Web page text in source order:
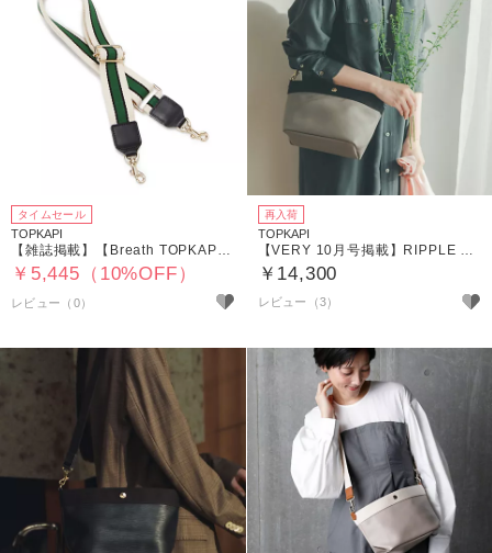
タイムセール
TOPKAPI
￥5,445（10%OFF）
再入荷
TOPKAPI
￥14,300
レビュー（3）